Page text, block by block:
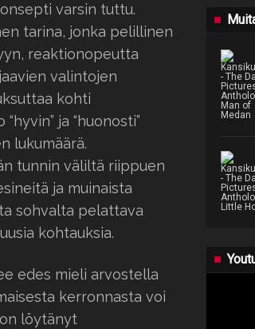
varsin tuttu.
tarina, jonka pelillinen
reaktionopeutta
valintojen
kohti
ja “huonosti”
lukumäärä.
tunnin väliltä riippuen
ja muinaista
sohvalta pelattava
kohtauksia.
edes mieli arvostella
kerronnasta voi
löytänyt